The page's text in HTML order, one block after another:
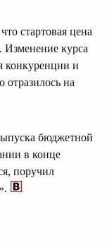
стартовая цена
Изменение курса
конкуренции и
отразилось на
бюджетной
в конце
поручил